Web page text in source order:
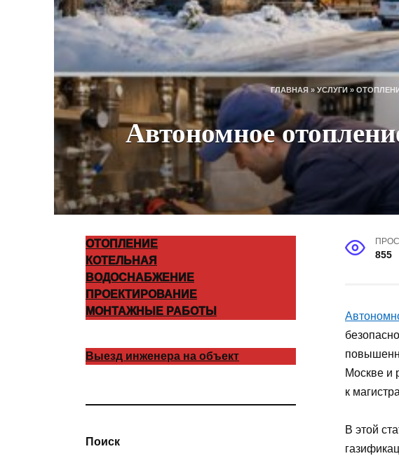
ГЛАВНАЯ »УСЛУГИ »
Автономное
855
Москве и
к
В этой
ОТОПЛЕНИЕ
КОТЕЛЬНАЯ
ВОДОСНАБЖЕНИЕ
ПРОЕКТИРОВАНИЕ
МОНТАЖНЫЕ РАБОТЫ
Выезд инженера на объект
Поиск